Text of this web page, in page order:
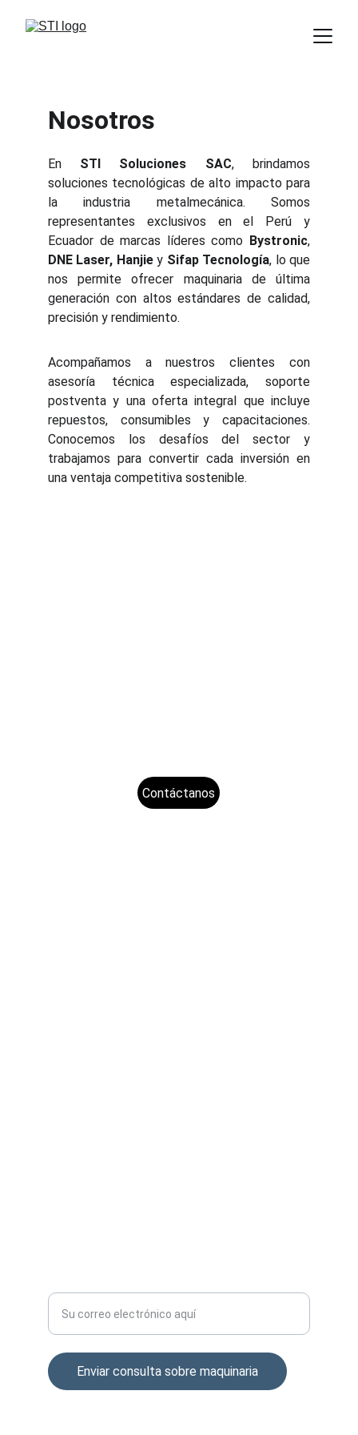
Nosotros
En STI Soluciones SAC, brindamos
soluciones tecnológicas de alto impacto para
la industria metalmecánica. Somos
representantes exclusivos en el Perú y
Ecuador de marcas líderes como Bystronic,
DNE Laser, Hanjiey Sifap Tecnología, lo que
nos permite ofrecer maquinaria de última
generación con altos estándares de calidad,
precisión y rendimiento.
Acompañamos a nuestros clientes con
asesoría técnica especializada, soporte
postventa y una oferta integral que incluye
repuestos, consumibles y capacitaciones.
Conocemos los desafíos del sector y
trabajamos para convertir cada inversión en
una ventaja competitiva sostenible.
Contáctanos
Enviar consulta sobre maquinaria